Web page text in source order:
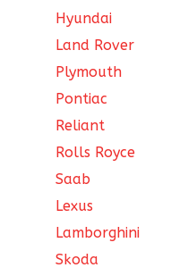
Hyundai
Land Rover
Plymouth
Pontiac
Reliant
Rolls Royce
Saab
Lexus
Lamborghini
Skoda